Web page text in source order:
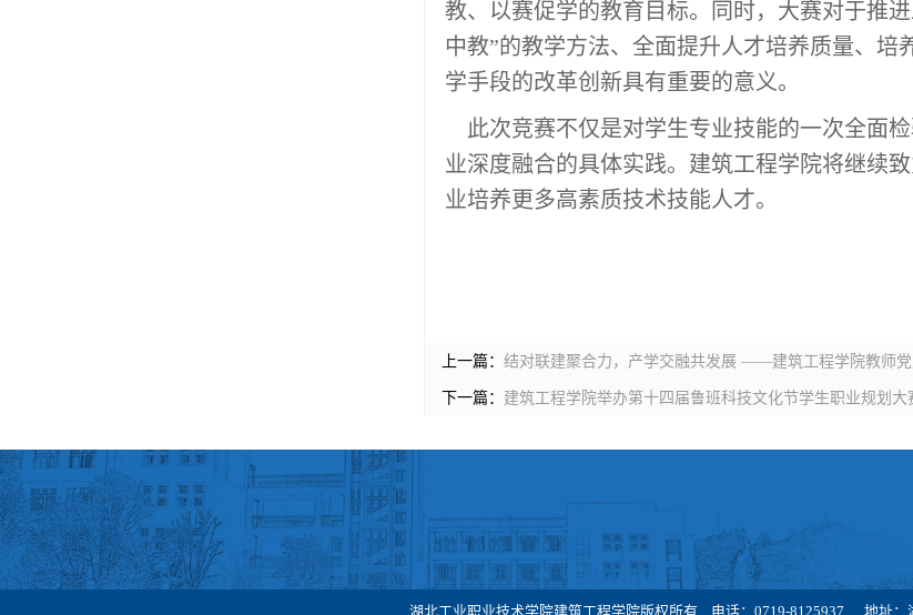
教、以赛促学的教育目标。同时，大赛对于推
中教”的教学方法、全面提升人才培养质量、
学手段的改革创新具有重要的意义。
此次竞赛不仅是对学生专业技能的一次全面
业深度融合的具体实践。建筑工程学院将继续
业培养更多高素质技术技能人才。
上一篇： 结对联建聚合力，产学交融共发展 ——建筑工程学院教师
下一篇： 建筑工程学院举办第十四届鲁班科技文化节学生职业规划大
湖北工业职业技术学院建筑工程学院版权所有 电话：0719-8125937 地址：